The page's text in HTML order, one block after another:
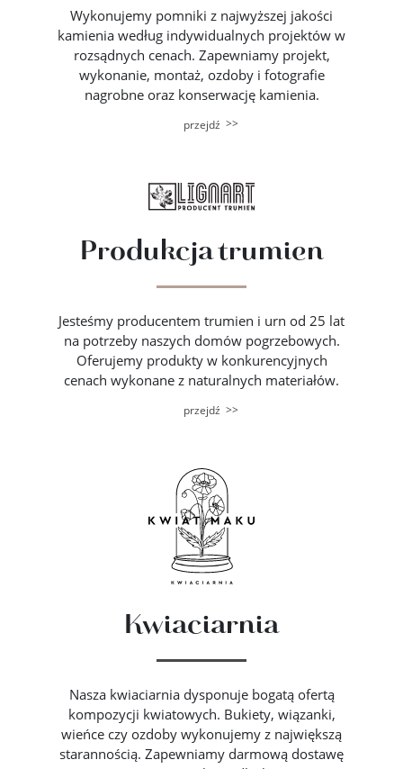
Wykonujemy pomniki z najwyższej jakości
kamienia według indywidualnych projektów w
rozsądnych cenach. Zapewniamy projekt,
wykonanie, montaż, ozdoby i fotografie
nagrobne oraz konserwację kamienia.
przejdź >>
Produkcja trumien
Jesteśmy producentem trumien i urn od 25 lat
na potrzeby naszych domów pogrzebowych.
Oferujemy produkty w konkurencyjnych
cenach wykonane z naturalnych materiałów.
przejdź >>
Kwiaciarnia
Nasza kwiaciarnia dysponuje bogatą ofertą
kompozycji kwiatowych. Bukiety, wiązanki,
wieńce czy ozdoby wykonujemy z największą
starannością. Zapewniamy darmową dostawę